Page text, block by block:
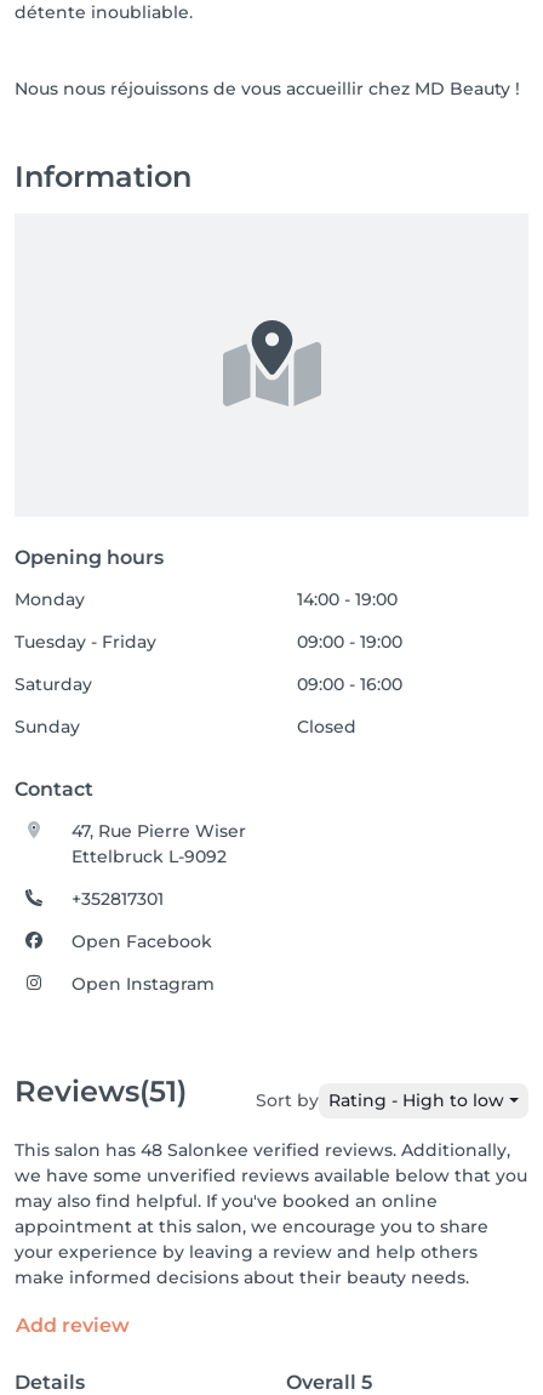
détente inoubliable.
Nous nous réjouissons de vous accueillir chez MD Beauty !
Information
Opening hours
Monday
14:00 - 19:00
Tuesday - Friday
09:00 - 19:00
Saturday
09:00 - 16:00
Sunday
Closed
Contact
47, Rue Pierre Wiser
Ettelbruck L-9092
+352817301
Open Facebook
Open Instagram
Reviews(51) Sort by Rating - High to low
This salon has 48 Salonkee verified reviews. Additionally,
we have some unverified reviews available below that you
may also find helpful. If you've booked an online
appointment at this salon, we encourage you to share
your experience by leaving a review and help others
make informed decisions about their beauty needs.
Add review
Details Overall 5